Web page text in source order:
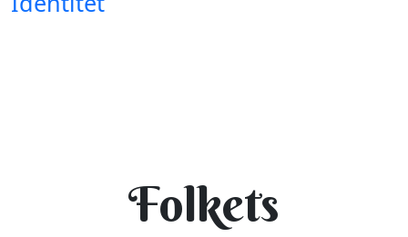
Folkets